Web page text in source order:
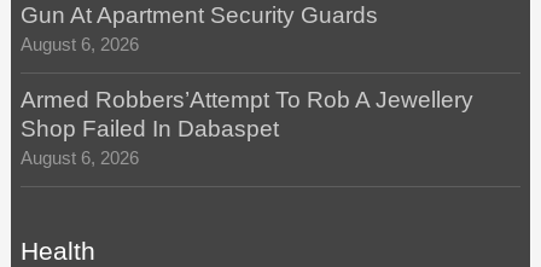
Gun At Apartment Security Guards
August 6, 2026
Armed Robbers’Attempt To Rob A Jewellery
Shop Failed In Dabaspet
August 6, 2026
Health